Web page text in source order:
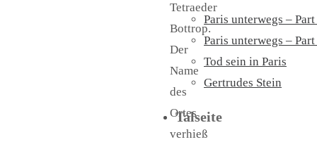
Tetraeder
Bottrop.
Der
Name
des
Ortes
verhieß
Paris unterwegs –
Paris unterwegs –
Tod sein in Paris
Gertrudes Stein
Talseite